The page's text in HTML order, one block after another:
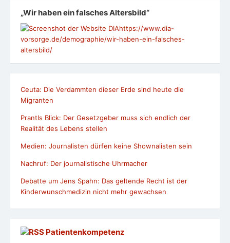
„Wir haben ein falsches Altersbild“
https://www.dia-
vorsorge.de/demographie/wir-haben-ein-falsches-
altersbild/
Ceuta: Die Verdammten dieser Erde sind heute die
Migranten
Prantls Blick: Der Gesetzgeber muss sich endlich der
Realität des Lebens stellen
Medien: Journalisten dürfen keine Shownalisten sein
Nachruf: Der journalistische Uhrmacher
Debatte um Jens Spahn: Das geltende Recht ist der
Kinderwunschmedizin nicht mehr gewachsen
Patientenkompetenz